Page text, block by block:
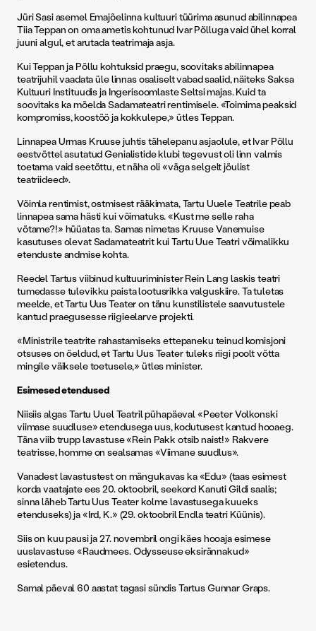
Jüri Sasi asemel Emajõelinna kultuuri tüürima asunud abilinnapea
Tiia Teppan on oma ametis kohtunud Ivar Põlluga vaid ühel korral
juuni algul, et arutada teatrimaja asja.
Kui Teppan ja Põllu kohtuksid praegu, soovitaks abilinnapea
teatrijuhil vaadata üle linnas osaliselt vabad saalid, näiteks Saksa
Kultuuri Instituudis ja Ingerisoomlaste Seltsi majas. Kuid ta
soovitaks ka mõelda Sadamateatri rentimisele. «Toimima peaksid
kompromiss, koostöö ja kokkulepe,» ütles Teppan.
Linnapea Urmas Kruuse juhtis tähelepanu asjaolule, et Ivar Põllu
eestvõttel asutatud Genialistide klubi tegevust oli linn valmis
toetama vaid seetõttu, et näha oli «väga selgelt jõulist
teatriideed».
Võimla rentimist, ostmisest rääkimata, Tartu Uuele Teatrile peab
linnapea sama hästi kui võimatuks. «Kust me selle raha
võtame?!» hüüatas ta. Samas nimetas Kruuse Vanemuise
kasutuses olevat Sadamateatrit kui Tartu Uue Teatri võimalikku
etenduste andmise kohta.
Reedel Tartus viibinud kultuuriminister Rein Lang laskis teatri
tumedasse tulevikku paista lootusrikka valguskiire. Ta tuletas
meelde, et Tartu Uus Teater on tänu kunstilistele saavutustele
kantud praegusesse riigieelarve projekti.
«Ministrile teatrite rahastamiseks ettepaneku teinud komisjoni
otsuses on öeldud, et Tartu Uus Teater tuleks riigi poolt võtta
mingile väiksele toetusele,» ütles minister.
Esimesed etendused
Niisiis algas Tartu Uuel Teatril pühapäeval «Peeter Volkonski
viimase suudluse» etendusega uus, kodutusest kantud hooaeg.
Täna viib trupp lavastuse «Rein Pakk otsib naist!» Rakvere
teatrisse, homme on sealsamas «Viimane suudlus».
Vanadest lavastustest on mängukavas ka «Edu» (taas esimest
korda vaatajate ees 20. oktoobril, seekord Kanuti Gildi saalis;
sinna läheb Tartu Uus Teater kolme lavastusega kuueks
etenduseks) ja «Ird, K.» (29. oktoobril Endla teatri Küünis).
Siis on kuu pausi ja 27. novembril ongi käes hooaja esimese
uuslavastuse «Raudmees. Odysseuse eksirännakud»
esietendus.
Samal päeval 60 aastat tagasi sündis Tartus Gunnar Graps.